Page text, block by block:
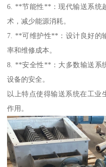
6. **节能性**：现代输送系统
术，减少能源消耗。
7. **可维护性**：设计良好的
率和维修成本。
8. **安全性**：大多数输送系
设备的安全。
以上特点使得输送系统在工业
作用。